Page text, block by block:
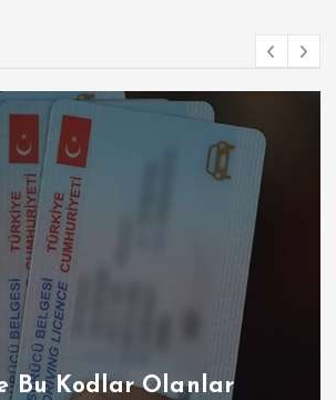
Bu Kodlar Olanlar